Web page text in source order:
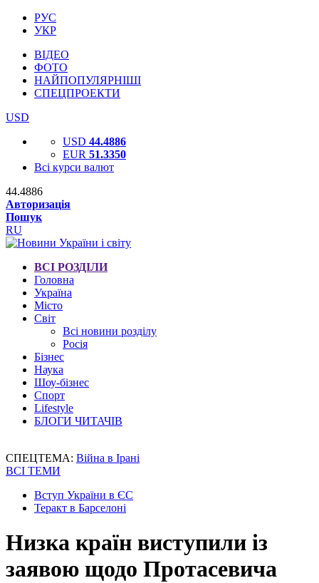
РУС
УКР
ВІДЕО
ФОТО
НАЙПОПУЛЯРНІШІ
СПЕЦПРОЕКТИ
USD
USD 44.4886
EUR 51.3350
Всі курси валют
44.4886
Авторизація
Пошук
RU
ВСІ РОЗДІЛИ
Головна
Україна
Місто
Світ
Всі новини розділу
Росія
Бізнес
Наука
Шоу-бізнес
Спорт
Lifestyle
БЛОГИ ЧИТАЧІВ
СПЕЦТЕМА: Війна в Ірані
ВСІ ТЕМИ
Вступ України в ЄС
Теракт в Барселоні
Низка країн виступили із
заявою щодо Протасевича